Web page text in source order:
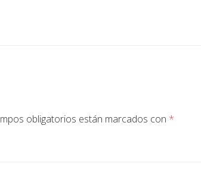
obligatorios están marcados con *